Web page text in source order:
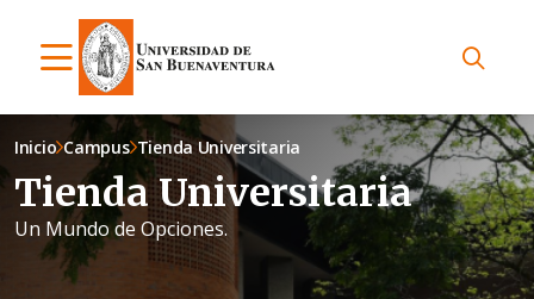
Inicio Campus Tienda Universitaria
Tienda Universitaria
Un Mundo de Opciones.